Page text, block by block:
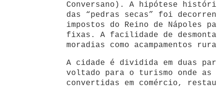
Conversano). A hipótese
das “pedras secas” foi
impostos do Reino de Nápoles
fixas. A facilidade de
moradias como acampamentos
A cidade é dividida em duas
voltado para o turismo onde as
convertidas em comércio,